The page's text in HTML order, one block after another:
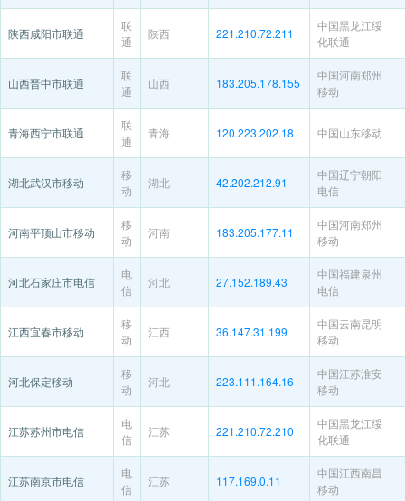
陕西咸阳市联通
联
通
陕西 221.210.72.211
中国黑龙江绥
化联通
山西晋中市联通
联
通
山西 183.205.178.155
中国河南郑州
移动
青海西宁市联通
联
通
青海 120.223.202.18 中国山东移动
湖北武汉市移动
移
动
湖北 42.202.212.91
中国辽宁朝阳
电信
河南平顶山市移动
移
动
河南 183.205.177.11
中国河南郑州
移动
河北石家庄市电信
电
信
河北 27.152.189.43
中国福建泉州
电信
江西宜春市移动
移
动
江西 36.147.31.199
中国云南昆明
移动
河北保定移动
移
动
河北 223.111.164.16
中国江苏淮安
移动
江苏苏州市电信
电
信
江苏 221.210.72.210
中国黑龙江绥
化联通
江苏南京市电信
电
信
江苏 117.169.0.11
中国江西南昌
移动